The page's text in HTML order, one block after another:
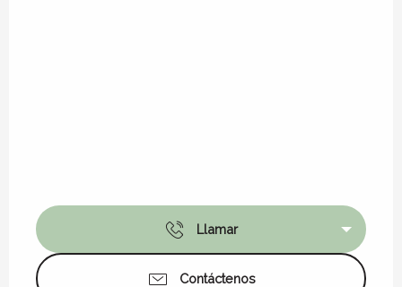
Llamar
Contáctenos